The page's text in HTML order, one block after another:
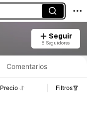
Seguir
8 Seguidores
Comentarios
Precio Filtros